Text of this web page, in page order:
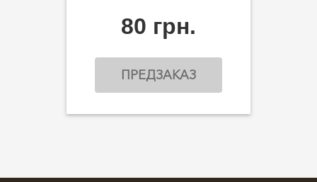
80 грн.
ПРЕДЗАКАЗ